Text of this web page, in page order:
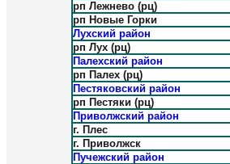
рп Лежнево (рц)
рп Новые Горки
Лухский район
рп Лух (рц)
Палехский район
рп Палех (рц)
Пестяковский район
рп Пестяки (рц)
Приволжский район
г. Плес
г. Приволжск
Пучежский район